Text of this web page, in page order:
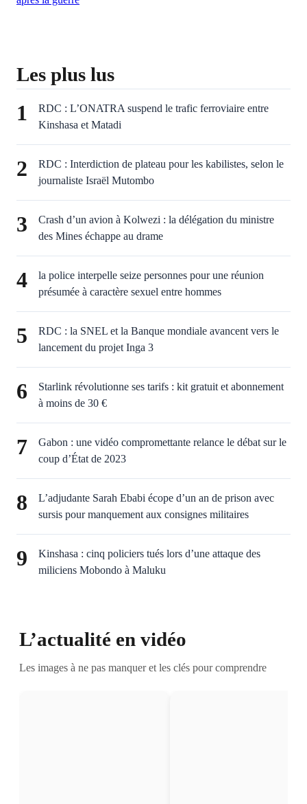
Les plus lus
1
RDC : L’ONATRA suspend le trafic ferroviaire entre
Kinshasa et Matadi
2
RDC : Interdiction de plateau pour les kabilistes, selon le
journaliste Israël Mutombo
3
Crash d’un avion à Kolwezi : la délégation du ministre
des Mines échappe au drame
4
la police interpelle seize personnes pour une réunion
présumée à caractère sexuel entre hommes
5
RDC : la SNEL et la Banque mondiale avancent vers le
lancement du projet Inga 3
6
Starlink révolutionne ses tarifs : kit gratuit et abonnement
à moins de 30 €
7
Gabon : une vidéo compromettante relance le débat sur le
coup d’État de 2023
8
L’adjudante Sarah Ebabi écope d’un an de prison avec
sursis pour manquement aux consignes militaires
9
Kinshasa : cinq policiers tués lors d’une attaque des
miliciens Mobondo à Maluku
L’actualité en vidéo
Les images à ne pas manquer et les clés pour comprendre